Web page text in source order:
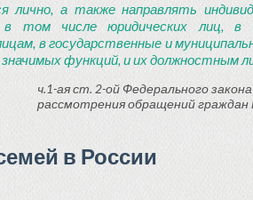
а также направлять
в том числе юридических лиц, в
в государственные и
функций, и их должностным
ч.1-ая ст. 2-ой Федерального
рассмотрения обращений граждан
в России